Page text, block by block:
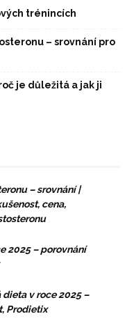
trénincích
– srovnání pro
je důležitá a jak ji
– srovnání |
cena,
2025 – porovnání
v roce 2025 –
Prodietix